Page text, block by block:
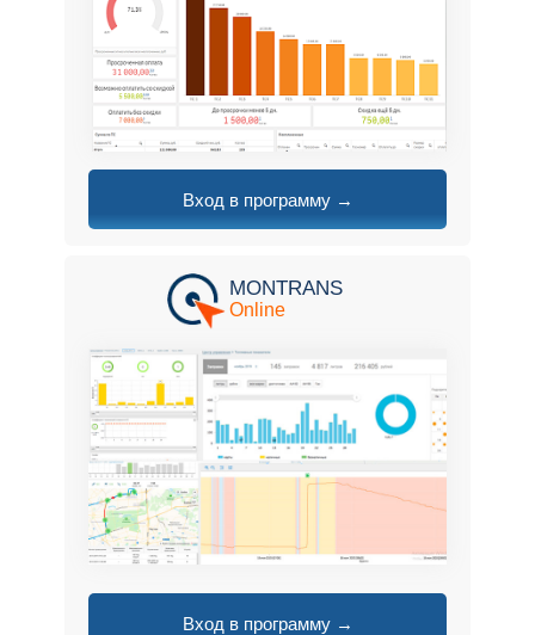
Вход в программу →
Вход в программу →
MONTRANS
Online